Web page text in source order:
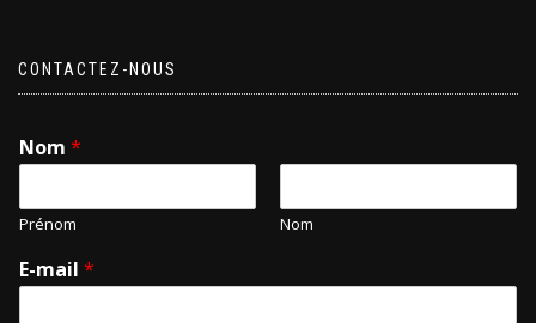
CONTACTEZ-NOUS
Nom *
Prénom Nom
E-mail *